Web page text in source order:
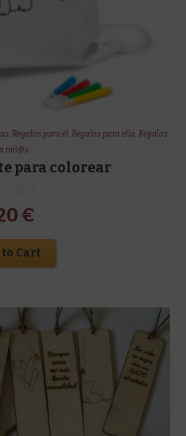
, Regalos para él, Regalos para ella, Regalos
niñ@s
para colorear
€
Cart